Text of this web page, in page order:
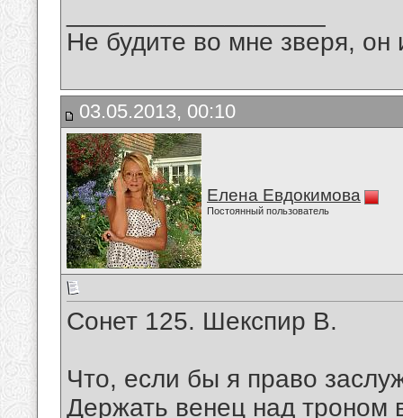
Не будите во мне зверя, он
03.05.2013, 00:10
Елена Евдокимова
Постоянный пользователь
Сонет 125. Шекспир В.
Что, если бы я право
Держать венец над троном